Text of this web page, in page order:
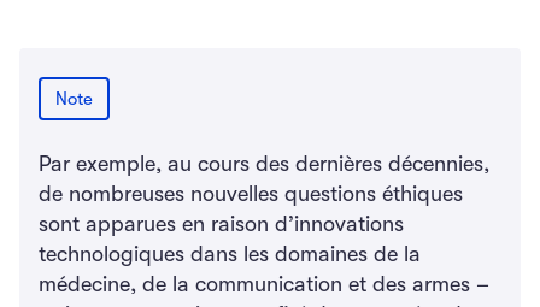
Note
Par exemple, au cours des dernières décennies,
de nombreuses nouvelles questions éthiques
sont apparues en raison d’innovations
technologiques dans les domaines de la
médecine, de la communication et des armes –